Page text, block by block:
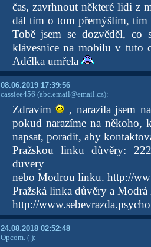
čas, zavrhnout některé lidi z
dál tím o tom přemýšlím,
Tobě jsem se dozvěděl,
klávesnice na mobilu v tuto
Adélka umřela
08.06.2019 17:39:56
cassiee456 (abc.email@email.cz):
Zdravím
, narazila jsem
pokud narazíme na někoho,
napsat, poradit, aby
Pražskou linku důvěry:
duvery
nebo Modrou linku. http://
Pražská linka důvěry a
http://
24.08.2018 02:52:48
Opcom. ( ):